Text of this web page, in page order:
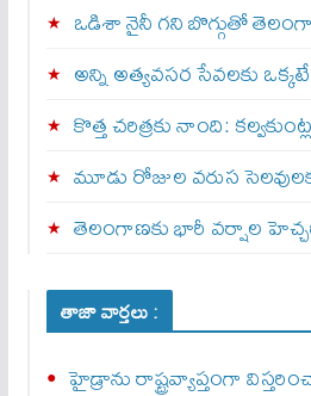
ఒడిశా నైనీ గని బొగ్గుతో
అన్ని అత్యవసర సేవలకు
కొత్త చరిత్రకు నాంది:
మూడు రోజుల వరుస
తెలంగాణకు భారీ వర్షాల
తాజా వార్తలు :
హైడ్రాను రాష్ట్రవ్యాప్తంగా